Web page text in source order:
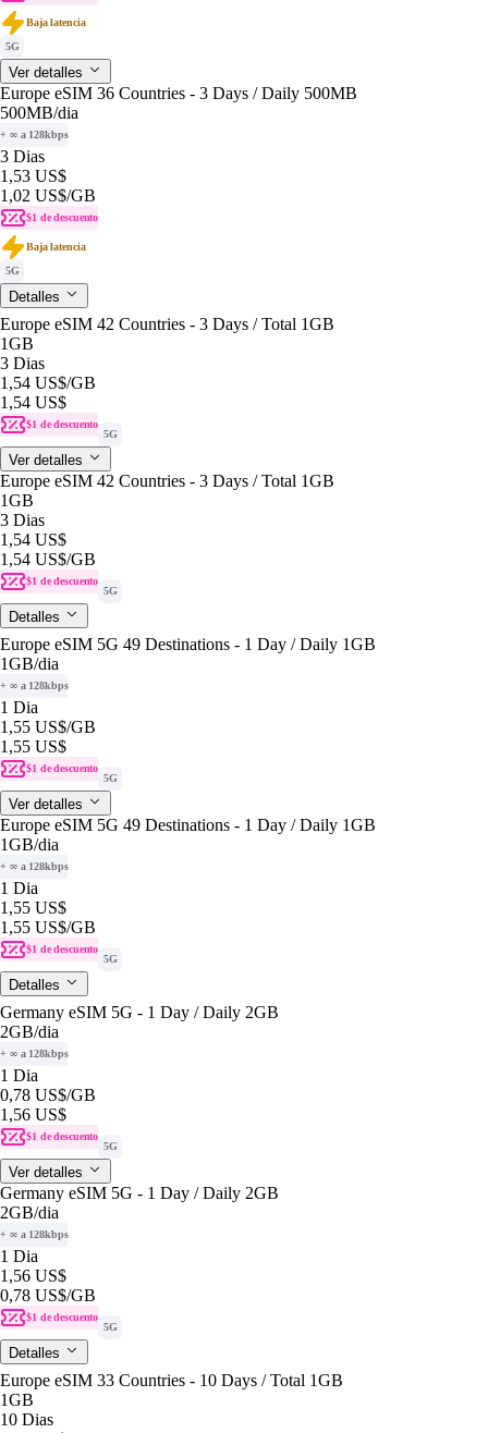
Baja latencia
5G
Ver detalles
Europe eSIM 36 Countries - 3 Days / Daily 500MB
500MB/dia
+ ∞ a 128kbps
3 Dias
1,53 US$
1,02 US$/GB
$1 de descuento
Baja latencia
5G
Detalles
Europe eSIM 42 Countries - 3 Days / Total 1GB
1GB
3 Dias
1,54 US$/GB
1,54 US$
$1 de descuento
5G
Ver detalles
Europe eSIM 42 Countries - 3 Days / Total 1GB
1GB
3 Dias
1,54 US$
1,54 US$/GB
$1 de descuento
5G
Detalles
Europe eSIM 5G 49 Destinations - 1 Day / Daily 1GB
1GB/dia
+ ∞ a 128kbps
1 Dia
1,55 US$/GB
1,55 US$
$1 de descuento
5G
Ver detalles
Europe eSIM 5G 49 Destinations - 1 Day / Daily 1GB
1GB/dia
+ ∞ a 128kbps
1 Dia
1,55 US$
1,55 US$/GB
$1 de descuento
5G
Detalles
Germany eSIM 5G - 1 Day / Daily 2GB
2GB/dia
+ ∞ a 128kbps
1 Dia
0,78 US$/GB
1,56 US$
$1 de descuento
5G
Ver detalles
Germany eSIM 5G - 1 Day / Daily 2GB
2GB/dia
+ ∞ a 128kbps
1 Dia
1,56 US$
0,78 US$/GB
$1 de descuento
5G
Detalles
Europe eSIM 33 Countries - 10 Days / Total 1GB
1GB
10 Dias